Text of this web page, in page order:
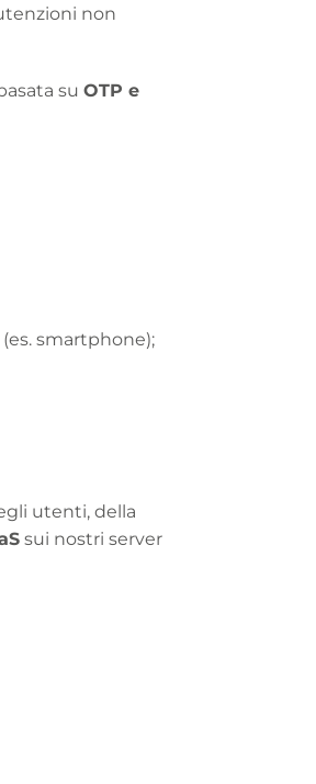
non
su OTP e
(es. smartphone);
utenti, della
sui nostri server